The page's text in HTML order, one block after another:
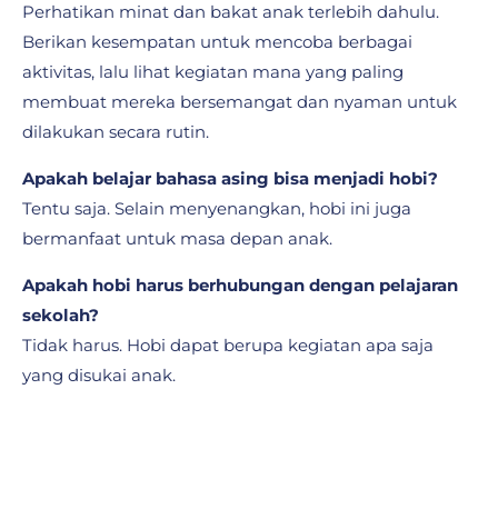
Perhatikan minat dan bakat anak terlebih dahulu.
Berikan kesempatan untuk mencoba berbagai
aktivitas, lalu lihat kegiatan mana yang paling
membuat mereka bersemangat dan nyaman untuk
dilakukan secara rutin.
Apakah belajar bahasa asing bisa menjadi hobi?
Tentu saja. Selain menyenangkan, hobi ini juga
bermanfaat untuk masa depan anak.
Apakah hobi harus berhubungan dengan pelajaran
sekolah?
Tidak harus. Hobi dapat berupa kegiatan apa saja
yang disukai anak.